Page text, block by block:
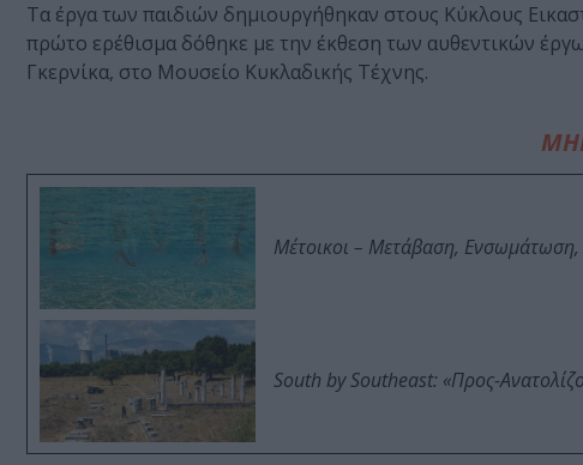
Τα έργα των παιδιών δημιουργήθηκαν στους Κύκλους
πρώτο ερέθισμα δόθηκε με την έκθεση των αυθεντικών
Γκερνίκα, στο Μουσείο Κυκλαδικής Τέχνης.
Μέτοικοι – Μετάβαση,
South by Southeast: «Προς-